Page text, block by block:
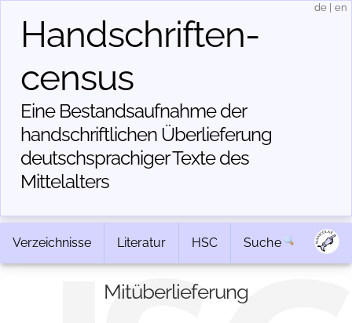
Handschriften­
census
Eine Bestandsaufnahme der
handschriftlichen Über­lieferung
deutschsprachiger Texte des
Mittelalters
de en
Verzeichnisse Literatur HSC Suche
Mitüberlieferung